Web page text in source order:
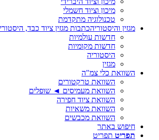
מיכון וציוד חשמלי
טכנולוגיה מתקדמת
מגזין והיסטוריהכתבות מגזין ציוד כבד,
חדשות עולמיות
חדשות מקומיות
היסטוריה
מגזין
השוואת כלי צמ"ה
השוואת טרקטורים
השוואת מעמיסים ◄ שופלים
השוואת ציוד חפירה
השוואת משאיות
השוואת מכבשים
חיפוש באתר
תפריט תפריט